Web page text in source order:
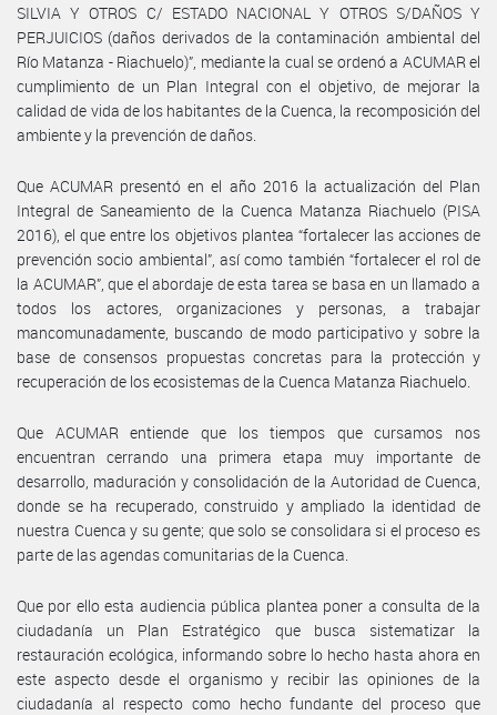
SILVIA Y OTROS C/ ESTADO NACIONAL Y OTROS S/DAÑOS Y
PERJUICIOS (daños derivados de la contaminación ambiental del
Río Matanza - Riachuelo)”, mediante la cual se ordenó a ACUMAR el
cumplimiento de un Plan Integral con el objetivo, de mejorar la
calidad de vida de los habitantes de la Cuenca, la recomposición del
ambiente y la prevención de daños.
Que ACUMAR presentó en el año 2016 la actualización del Plan
Integral de Saneamiento de la Cuenca Matanza Riachuelo (PISA
2016), el que entre los objetivos plantea “fortalecer las acciones de
prevención socio ambiental”, así como también “fortalecer el rol de
la ACUMAR”, que el abordaje de esta tarea se basa en un llamado a
todos los actores, organizaciones y personas, a trabajar
mancomunadamente, buscando de modo participativo y sobre la
base de consensos propuestas concretas para la protección y
recuperación de los ecosistemas de la Cuenca Matanza Riachuelo.
Que ACUMAR entiende que los tiempos que cursamos nos
encuentran cerrando una primera etapa muy importante de
desarrollo, maduración y consolidación de la Autoridad de Cuenca,
donde se ha recuperado, construido y ampliado la identidad de
nuestra Cuenca y su gente; que solo se consolidara si el proceso es
parte de las agendas comunitarias de la Cuenca.
Que por ello esta audiencia pública plantea poner a consulta de la
ciudadanía un Plan Estratégico que busca sistematizar la
restauración ecológica, informando sobre lo hecho hasta ahora en
este aspecto desde el organismo y recibir las opiniones de la
ciudadanía al respecto como hecho fundante del proceso que